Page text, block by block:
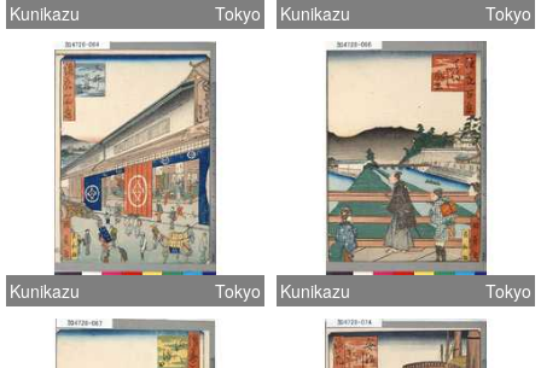
Kunikazu Tokyo Kunikazu Tokyo
Kunikazu Tokyo Kunikazu Tokyo